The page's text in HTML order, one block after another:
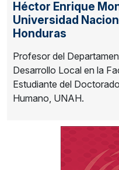
Héctor Enrique
Universidad
Honduras
Profesor del
Desarrollo Local en la
Estudiante del
Humano, UNAH.